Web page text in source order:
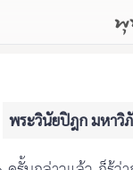
พระวินัยปิฎก มหาวิ